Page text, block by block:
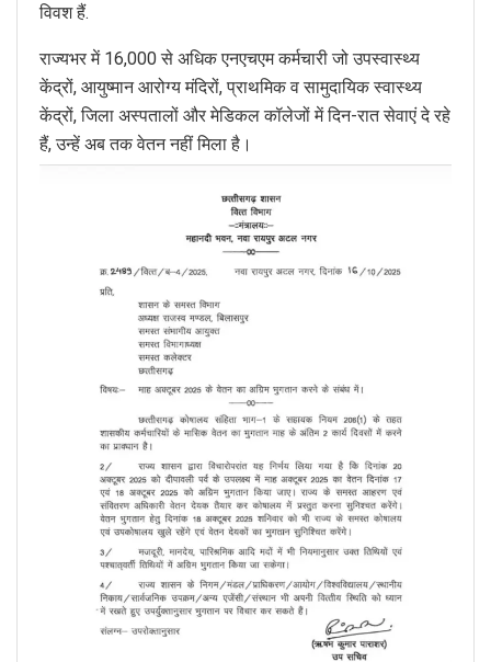
विवश हैं.
राज्यभर में 16,000 से अधिक एनएचएम कर्मचारी जो उपस्वास्थ्य
केंद्रों, आयुष्मान आरोग्य मंदिरों, प्राथमिक व सामुदायिक स्वास्थ्य
केंद्रों, जिला अस्पतालों और मेडिकल कॉलेजों में दिन-रात सेवाएं दे रहे
हैं, उन्हें अब तक वेतन नहीं मिला है।